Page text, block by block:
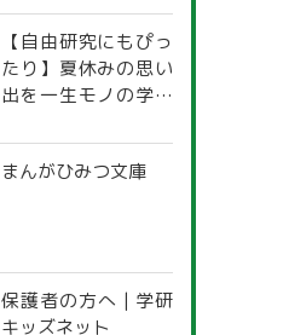
【自由研究にもぴっ
たり】夏休みの思い
出を一生モノの学び
探究ガイド
まんがひみつ文庫
保護者の方へ | 学研
キッズネット